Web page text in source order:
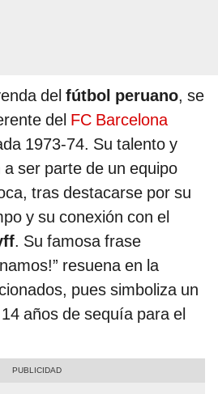
del fútbol peruano, se
del FC Barcelona
1973-74. Su talento y
ser parte de un equipo
tras destacarse por su
y su conexión con el
. Su famosa frase
resuena en la
pues simboliza un
años de sequía para el